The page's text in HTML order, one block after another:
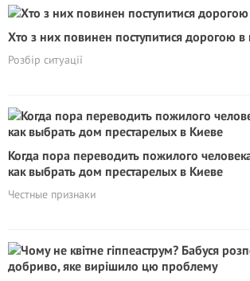
Хто з них повинен поступитися дорогою в
Розбір ситуації
Когда пора переводить пожилого
как выбрать дом престарелых в Киеве
Честные признаки